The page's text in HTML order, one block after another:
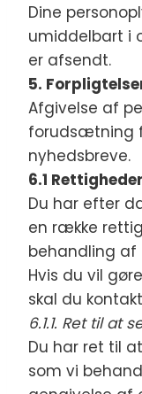
Dine
umiddelbart i
er afsendt.
5.
Afgivelse af
forudsætning
nyhedsbreve.
6.1 Rettigheder
Du har efter
en række
behandling af
Hvis du vil
skal du
6.1.1. Ret til at
Du har ret til
som vi